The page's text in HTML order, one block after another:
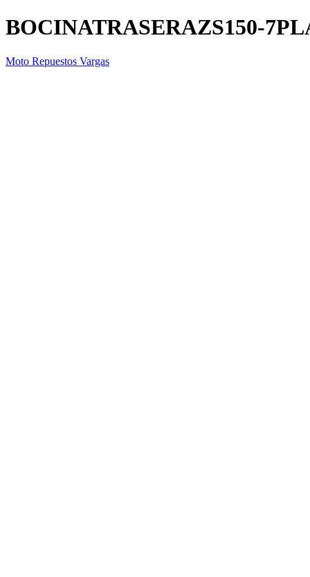
BOCINATRASERAZS150-
Moto Repuestos Vargas